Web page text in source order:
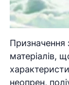
Призначення
матеріалів,
неопрен,